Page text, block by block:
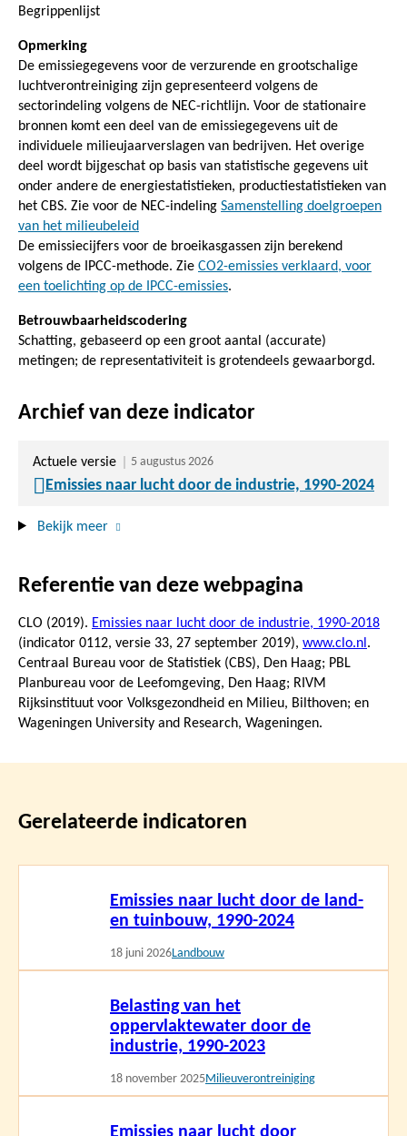
Begrippenlijst
Opmerking
De emissiegegevens voor de verzurende en grootschalige
luchtverontreiniging zijn gepresenteerd volgens de
sectorindeling volgens de NEC-richtlijn. Voor de stationaire
bronnen komt een deel van de emissiegegevens uit de
individuele milieujaarverslagen van bedrijven. Het overige
deel wordt bijgeschat op basis van statistische gegevens uit
onder andere de energiestatistieken, productiestatistieken van
het CBS. Zie voor de NEC-indeling Samenstelling doelgroepen
van het milieubeleid
De emissiecijfers voor de broeikasgassen zijn berekend
volgens de IPCC-methode. Zie CO2-emissies verklaard, voor
een toelichting op de IPCC-emissies.
Betrouwbaarheidscodering
Schatting, gebaseerd op een groot aantal (accurate)
metingen; de representativiteit is grotendeels gewaarborgd.
Archief van deze indicator
Actuele versie 5 augustus 2026
Emissies naar lucht door de industrie, 1990-2024
Bekijk meer
Referentie van deze webpagina
CLO (2019). Emissies naar lucht door de industrie, 1990-2018
(indicator 0112, versie 33, 27 september 2019), www.clo.nl .
Centraal Bureau voor de Statistiek (CBS), Den Haag; PBL
Planbureau voor de Leefomgeving, Den Haag; RIVM
Rijksinstituut voor Volksgezondheid en Milieu, Bilthoven; en
Wageningen University and Research, Wageningen.
Gerelateerde indicatoren
Emissies naar lucht door de land-
en tuinbouw, 1990-2024
18 juni 2026Landbouw
Belasting van het
oppervlaktewater door de
industrie, 1990-2023
18 november 2025Milieuverontreiniging
Emissies naar lucht door